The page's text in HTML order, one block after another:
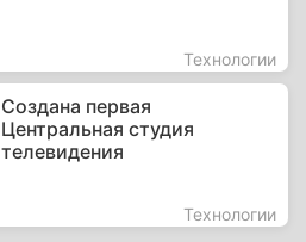
Технологии
Создана первая
Центральная студия
телевидения
Технологии